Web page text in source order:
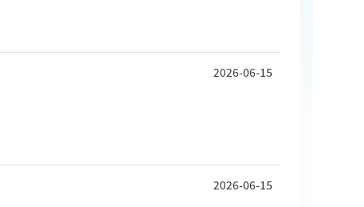
2026-06-15
2026-06-15